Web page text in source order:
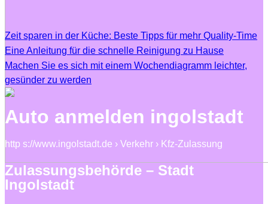
Zeit sparen in der Küche: Beste Tipps für mehr Quality-Time
Eine Anleitung für die schnelle Reinigung zu Hause
Machen Sie es sich mit einem Wochendiagramm leichter,
gesünder zu werden
Auto anmelden ingolstadt
http s://www.ingolstadt.de › Verkehr › Kfz-Zulassung
Zulassungsbehörde – Stadt
Ingolstadt